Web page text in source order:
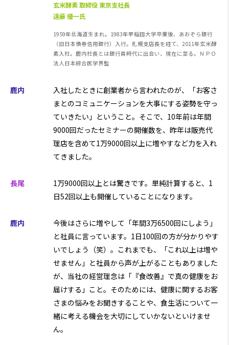
玄米酵素 取締役 東京支社長
遠藤 優一氏
1959年北海道生まれ。1983年早稲田大学卒業後、あおぞら銀行
（旧日本債券信用銀行）入行。札幌支店長を経て、2011年玄米酵
素入社。鹿内社長とは銀行員時代に出会い、現在に至る。ＮＰＯ
法人日本綜合医学界監
鹿内
入社したときに創業者から言われたのが、「お客さ
まとのコミュニケーションを大事にする姿勢を守っ
ていきたい」ということ。そこで、10年前は年間
9000回だったセミナーの開催数を、昨年は販売代
理店を含めて1万9000回以上に増やすなど力を入れ
てきました。
長尾
1万9000回以上とは驚きです。単純計算すると、1
日52回以上も開催していることになります。
鹿内
今後はさらに増やして「年間3万6500回にしよう」
と社員に言っています。1日100回の方が分かりやす
いでしょう（笑）。これまでも、「これ以上は増や
せません」と社員から声が上がることもありました
が、当社の経営理念は「『食改善』で真の健康をお
届けする」こと。そのためには、健康に関するお客
さまの悩みをお聞きすることや、食生活について一
緒に考える機会を大切にしていかないといけませ
ん。